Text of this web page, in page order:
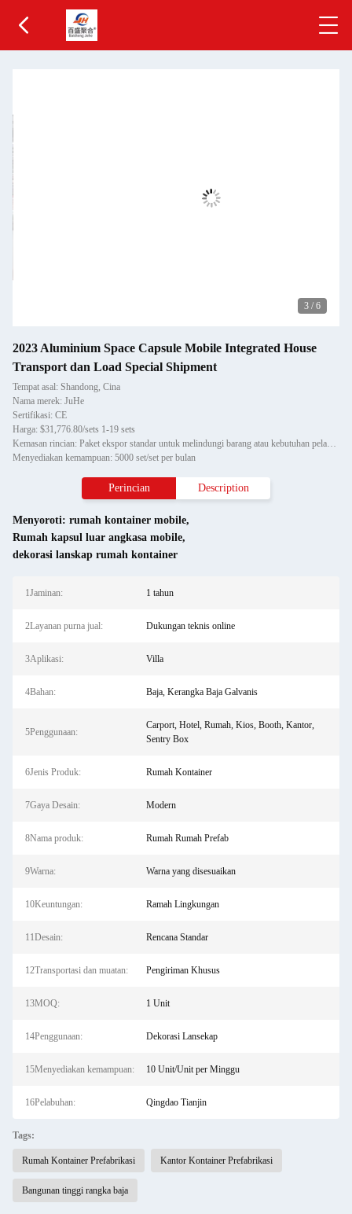
3 / 6
2023 Aluminium Space Capsule Mobile Integrated House
Transport dan Load Special Shipment
Tempat asal: Shandong, Cina
Nama merek: JuHe
Sertifikasi: CE
Harga: $31,776.80/sets 1-19 sets
Kemasan rincian: Paket ekspor standar untuk melindungi barang atau kebutuhan pelanggan
Menyediakan kemampuan: 5000 set/set per bulan
Perincian Description
Menyoroti: rumah kontainer mobile,
Rumah kapsul luar angkasa mobile,
dekorasi lanskap rumah kontainer
1Jaminan: 1 tahun
2Layanan purna jual: Dukungan teknis online
3Aplikasi: Villa
4Bahan: Baja, Kerangka Baja Galvanis
5Penggunaan:
Carport, Hotel, Rumah, Kios, Booth, Kantor,
Sentry Box
6Jenis Produk: Rumah Kontainer
7Gaya Desain: Modern
8Nama produk: Rumah Rumah Prefab
9Warna: Warna yang disesuaikan
10Keuntungan: Ramah Lingkungan
11Desain: Rencana Standar
12Transportasi dan muatan: Pengiriman Khusus
13MOQ: 1 Unit
14Penggunaan: Dekorasi Lansekap
15Menyediakan kemampuan: 10 Unit/Unit per Minggu
16Pelabuhan: Qingdao Tianjin
Tags:
Rumah Kontainer Prefabrikasi Kantor Kontainer Prefabrikasi
Bangunan tinggi rangka baja